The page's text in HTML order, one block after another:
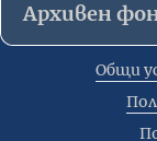
Архивен
Общи